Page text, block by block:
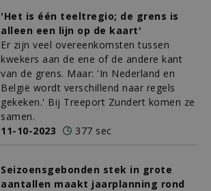
'Het is één teeltregio; de grens is
alleen een lijn op de kaart'
Er zijn veel overeenkomsten tussen
kwekers aan de ene of de andere kant
van de grens. Maar: 'In Nederland en
België wordt verschillend naar regels
gekeken.' Bij Treeport Zundert komen ze
samen.
11-10-2023
377 sec
Seizoensgebonden stek in grote
aantallen maakt jaarplanning rond